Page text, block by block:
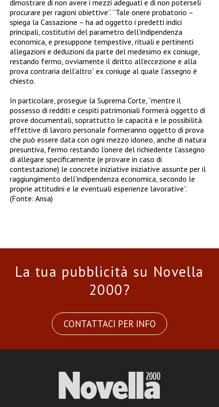
dimostrare di non avere i mezzi adeguati e di non poterseli
procurare per ragioni obiettive”. “Tale onere probatorio –
spiega la Cassazione – ha ad oggetto i predetti indici
principali, costitutivi del parametro dell’indipendenza
economica, e presuppone tempestive, rituali e pertinenti
allegazioni e deduzioni da parte del medesimo ex coniuge,
restando fermo, ovviamente il diritto all’eccezione e alla
prova contraria dell’altro” ex coniuge al quale l’assegno è
chiesto.
In particolare, prosegue la Suprema Corte, “mentre il
possesso di redditi e cespiti patrimoniali formerà oggetto di
prove documentali, soprattutto le capacità e le possibilità
effettive di lavoro personale formeranno oggetto di prova
che può essere data con ogni mezzo idoneo, anche di natura
presuntiva, fermo restando l’onere del richiedente l’assegno
di allegare specificamente (e provare in caso di
contestazione) le concrete iniziative iniziative assunte per il
raggiungimento dell’indipendenza economica, secondo le
proprie attitudini e le eventuali esperienze lavorative”.
(Fonte: Ansa)
La tua pubblicità su Novella
2000?
CONTATTACI PER INFO